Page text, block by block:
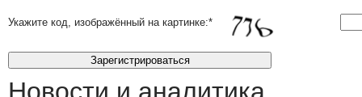
Укажите код, изображённый на картинке:*